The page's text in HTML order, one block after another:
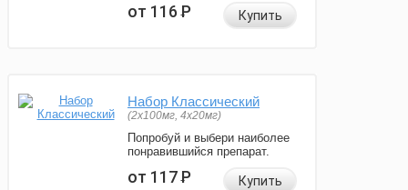
от 116Р Купить
Набор Классический
(2x100мг, 4x20мг)
Попробуй и выбери наиболее
понравившийся препарат.
от 117Р Купить